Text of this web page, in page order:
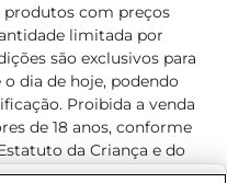
produtos com preços
limitada por
são exclusivos para
dia de hoje, podendo
Proibida a venda
de 18 anos, conforme
da Criança e do
exclusivos para o